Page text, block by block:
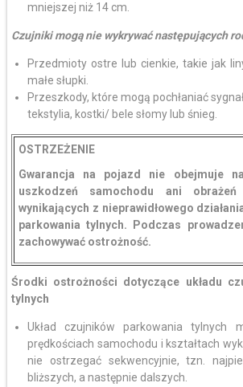
mniejszej niż 14 cm.
Czujniki mogą nie wykrywać następujących
Przedmioty ostre lub cienkie, takie jak
małe słupki.
Przeszkody, które mogą pochłaniać
tekstylia, kostki/ bele słomy lub śnieg.
OSTRZEŻENIE
Gwarancja na pojazd nie obejmuje
uszkodzeń samochodu ani
wynikających z nieprawidłowego
parkowania tylnych. Podczas
zachowywać ostrożność.
Środki ostrożności dotyczące układu
tylnych
Układ czujników parkowania tylnych
prędkościach samochodu i kształtach
nie ostrzegać sekwencyjnie, tzn.
bliższych, a następnie dalszych.